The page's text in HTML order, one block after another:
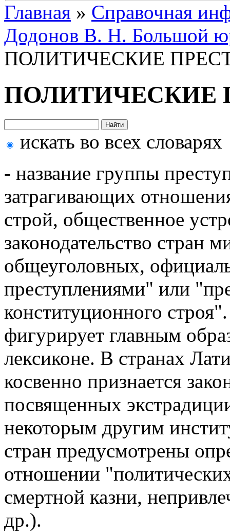
Главная » Справочная
Додонов В. Н. Большой
ПОЛИТИЧЕСКИЕ
ПОЛИТИЧЕСКИЕ
искать во всех словарях
- название группы
затрагивающих
строй, общественное
законодательство стран
общеуголовных,
преступлениями" или
конституционного
фигурирует главным
лексиконе. В странах
косвенно признается
посвященных
некоторым другим
стран предусмотрены
отношении
смертной казни,
др.).